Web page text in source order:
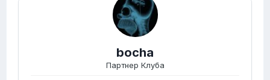
bocha
Партнер Клуба